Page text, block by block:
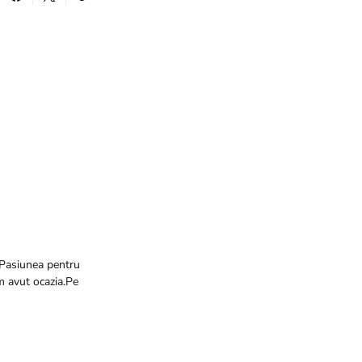
pentru
avut ocazia.Pe